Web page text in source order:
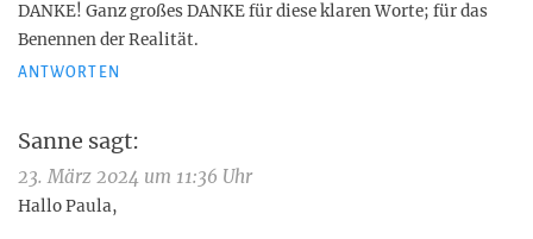
DANKE! Ganz großes DANKE für diese klaren Worte; für das
Benennen der Realität.
ANTWORTEN
Sanne sagt:
23. März 2024 um 11:36 Uhr
Hallo Paula,